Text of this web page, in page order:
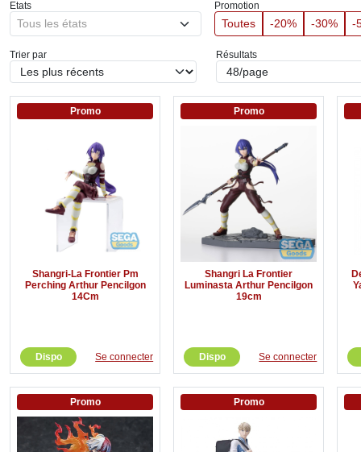
Etats
Tous les états
Promotion
Toutes -20% -30% -
Trier par Résultats
Promo
Shangri-La Frontier Pm
Perching Arthur Pencilgon
14Cm
Dispo Se connecter
Promo
Shangri La Frontier
Luminasta Arthur Pencilgon
19cm
Dispo Se connecter
Promo Promo